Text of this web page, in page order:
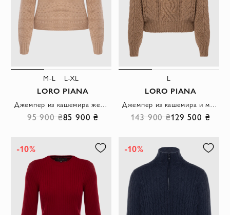
M-L L-XL
LORO PIANA
95 900 ₴85 900 ₴
L
LORO PIANA
143 900 ₴129 500 ₴
-10% -10%